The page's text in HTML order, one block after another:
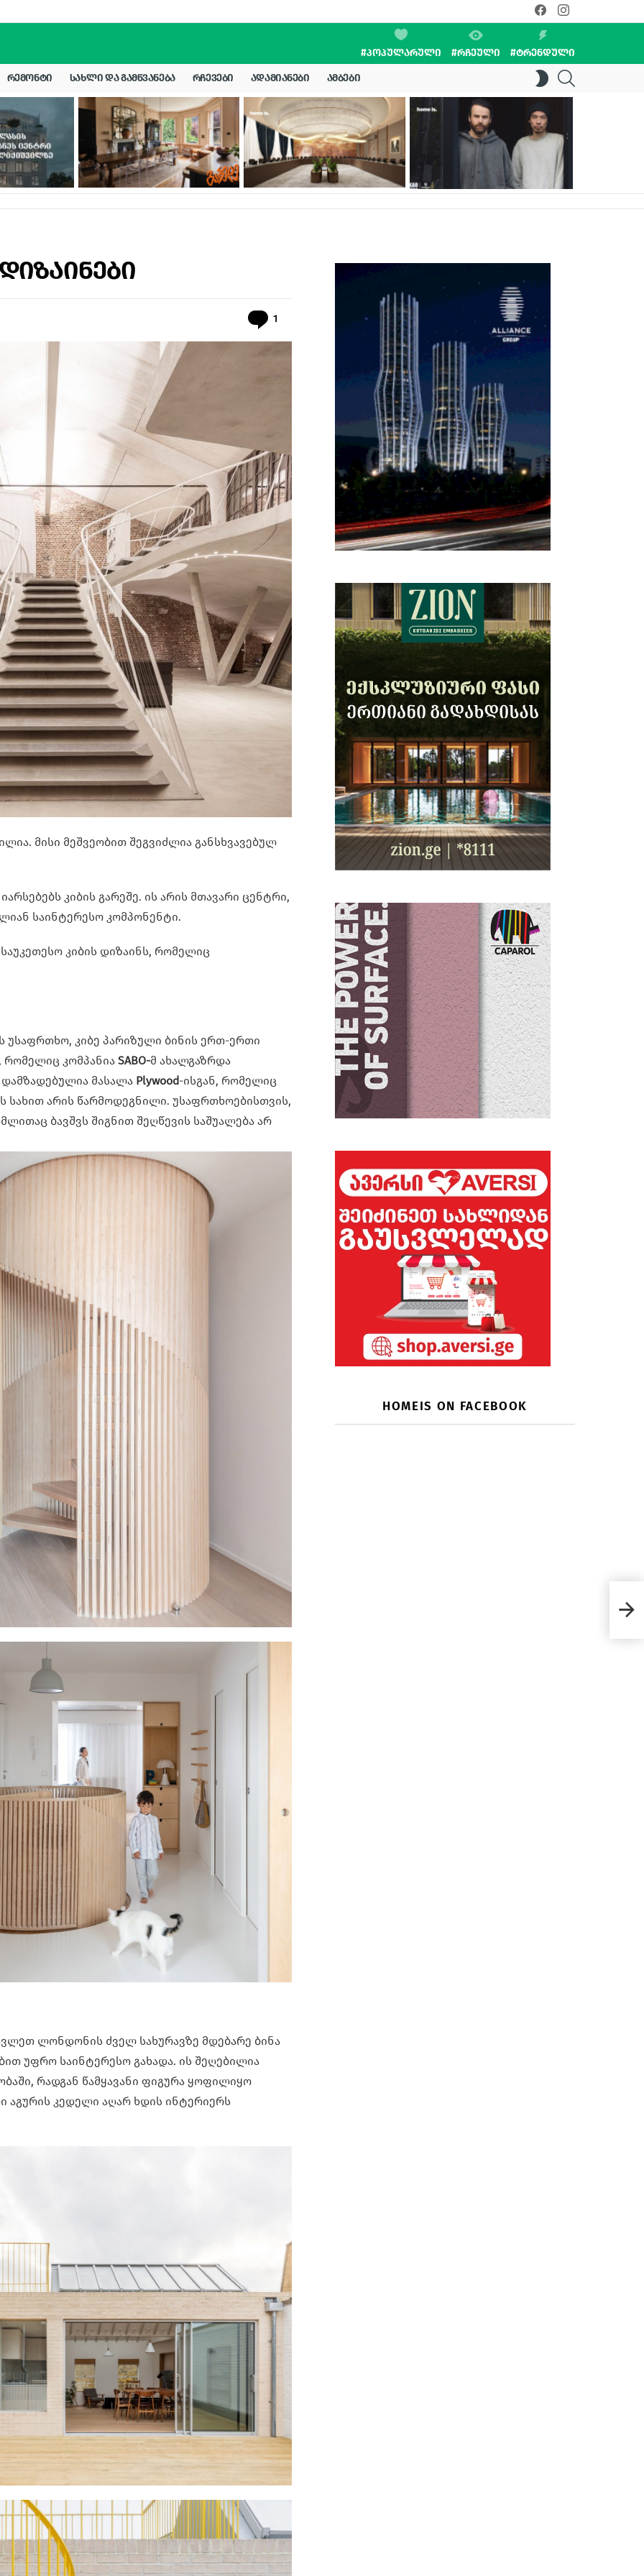
facebookinstagram
#ᲞᲝᲞᲣᲚᲐᲠᲣᲚᲘ #ᲠᲩᲔᲣᲚᲘ #ᲢᲠᲔᲜᲓᲣᲚᲘ
ᲠᲔᲛᲝᲜᲢᲘ ᲡᲐᲮᲚᲘ ᲓᲐ ᲒᲐᲛᲬᲕᲐᲜᲔᲑᲐ ᲠᲩᲔᲕᲔᲑᲘ ᲐᲓᲐᲛᲘᲐᲜᲔᲑᲘ ᲐᲛᲑᲔᲑᲘ
SWITCH
SKIN
1
მისი მეშვეობით შეგვიძლია განსხვავებულ
კიბის გარეშე. ის არის მთავარი ცენტრი,
საინტერესო კომპონენტი.
კიბის დიზაინს, რომელიც
უსაფრთხო, კიბე პარიზული ბინის ერთ-ერთი
კომპანია SABO-მ ახალგაზრდა
მასალა Plywood-ისგან, რომელიც
სახით არის წარმოდეგნილი. უსაფრთხოებისთვის,
ბავშვს შიგნით შეღწევის საშუალება არ
ლონდონის ძველ სახურავზე მდებარე ბინა
უფრო საინტერესო გახადა. ის შეღებილია
რადგან წამყავანი ფიგურა ყოფილიყო
აგურის კედელი აღარ ხდის ინტერიერს
HOMEIS ON FACEBOOK